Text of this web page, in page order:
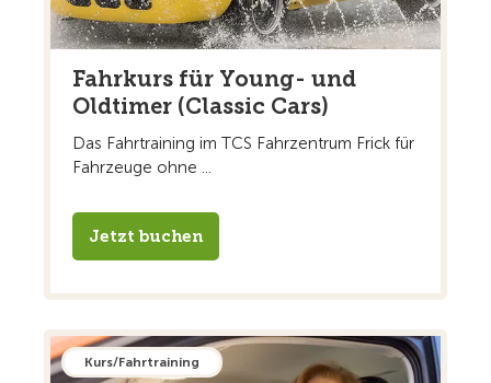
Fahrkurs für Young- und
Oldtimer (Classic Cars)
Das Fahrtraining im TCS Fahrzentrum Frick für
Fahrzeuge ohne ...
Jetzt buchen
Kurs/Fahrtraining